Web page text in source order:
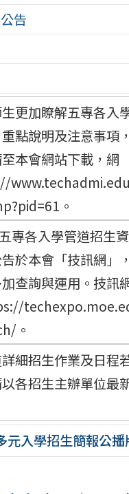
告
更加瞭解五專各入
點說明及注意事項
本會網站下載，網
。
專各入學管道招生資
於本會「技訊網」
查詢與運用。技訊
。
細招生作業及日程
各招生主辦單位最
元入學招生簡報公播